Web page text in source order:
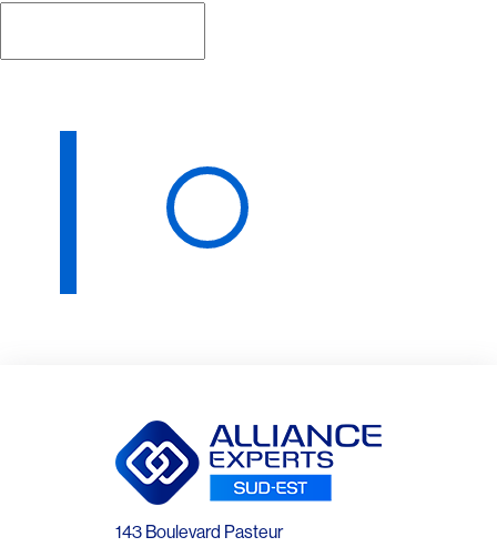
143 Boulevard Pasteur